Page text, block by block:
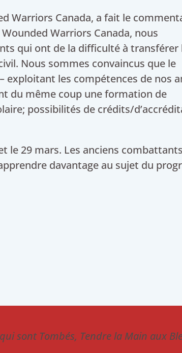
Warriors Canada, a fait le
Warriors Canada, nous
qui ont de la difficulté à transférer
Nous sommes convaincus que le
exploitant les compétences de nos
du même coup une formation de
possibilités de crédits/
le 29 mars. Les anciens combattants
davantage au sujet du
sont Tombés, Tendre la Main aux